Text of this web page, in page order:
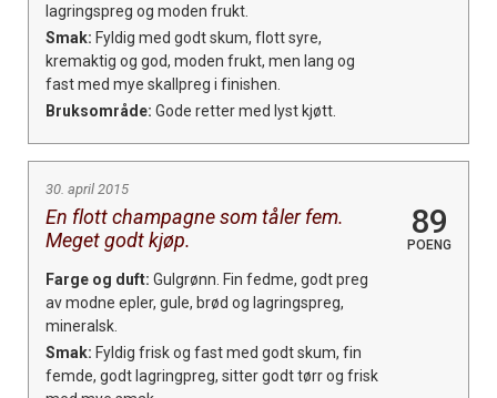
lagringspreg og moden frukt.
Smak: Fyldig med godt skum, flott syre,
kremaktig og god, moden frukt, men lang og
fast med mye skallpreg i finishen.
Bruksområde: Gode retter med lyst kjøtt.
30. april 2015
En flott champagne som tåler fem.
Meget godt kjøp.
89
POENG
Farge og duft: Gulgrønn. Fin fedme, godt preg
av modne epler, gule, brød og lagringspreg,
mineralsk.
Smak: Fyldig frisk og fast med godt skum, fin
femde, godt lagringpreg, sitter godt tørr og frisk